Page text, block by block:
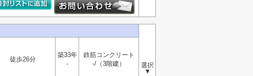
選択
▼
徒歩26分
築33年
-
鉄筋コンクリート
-/（3階建）